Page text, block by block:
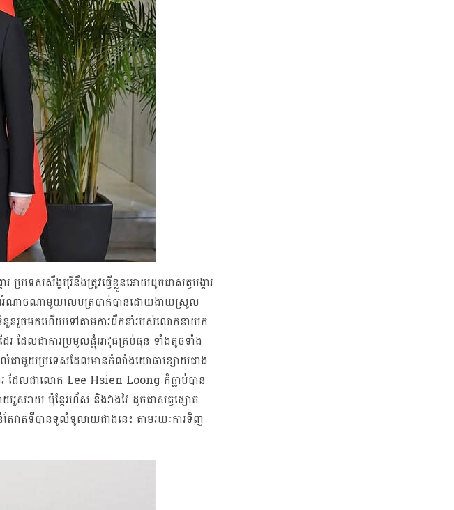
េសសឹង្ហបុរីនឹងត្រូវធ្វើខ្លួនអោយដូចជាសត្វបង្គារ
ាអំណាចណាមួយលេបត្របាក់បានដោយងាយស្រួល
ចំនួនរួចមកហើយទៅតាមការដឹកនាំរបស់លោកនាយក
ដែលជាការប្រមូលផ្តុំអាវុធគ្រប់ធុន ទាំងតូចទាំង
ល់ជាមួយប្រទេសដែលមានកំលាំងយោធាខ្សោយជាង
ែលជាលោក Lee Hsien Loong ក៏ធ្លាប់បាន
រួសរាយ ប៉ុន្តែរហ័ស និងវាងវៃ ដូចជាសត្វផ្សោត
ែវាតទីបានទូលំទូលាយជាងនេះ តាមរយៈការទិញ